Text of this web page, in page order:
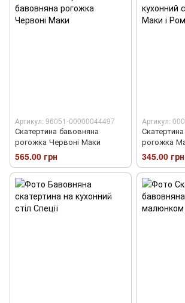
Артикул: 96051-00000044497
Скатертина бавовняна
рогожка Червоні Маки
565.00 грн
Артикул:
рогожка
345.00 грн